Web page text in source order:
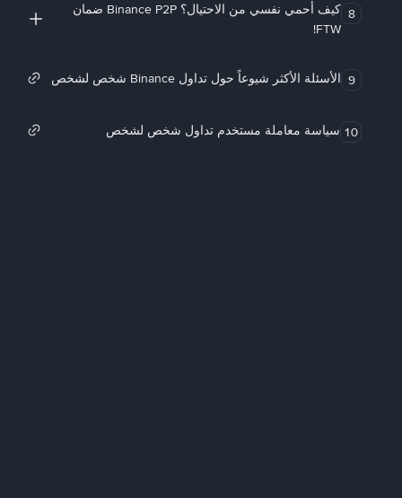
8
كيف أحمي نفسي من الاحتيال؟ Binance P2P ضمان
FTW!
9 الأسئلة الأكثر شيوعاً حول تداول Binance شخص لشخص
10 سياسة معاملة مستخدم تداول شخص لشخص